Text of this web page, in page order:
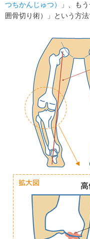
つちかんじゅつ）
」、も
囲骨切り術）」という方法